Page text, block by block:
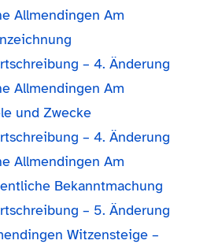
Allmendingen Am
– 4. Änderung
Allmendingen Am
und Zwecke
– 4. Änderung
Allmendingen Am
Bekanntmachung
– 5. Änderung
Witzensteige –